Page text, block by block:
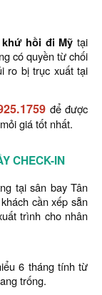
hồi đi Mỹ tại
có quyền từ chối
ro bị trục xuất tại
để được
giá tốt nhất.
CHECK-IN
tại sân bay Tân
cần xếp sẵn
trình cho nhân
6 tháng tính từ
trống.